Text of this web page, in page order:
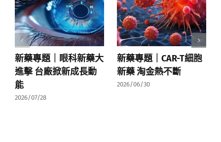
新藥專題｜眼科新藥大
進擊 台廠掀新成長動
能
2026/07/28
新藥專題｜CAR-T細胞
新藥 淘金熱不斷
2026/06/30